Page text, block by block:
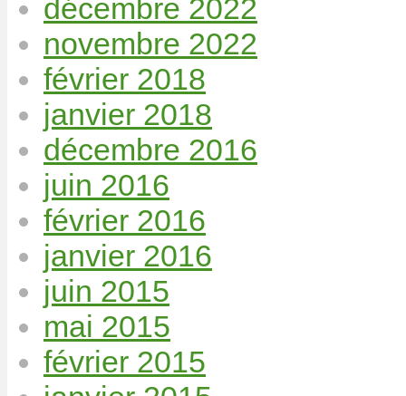
décembre 2022
novembre 2022
février 2018
janvier 2018
décembre 2016
juin 2016
février 2016
janvier 2016
juin 2015
mai 2015
février 2015